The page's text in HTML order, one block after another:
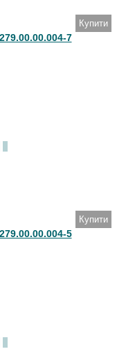
Купити
7
Купити
5